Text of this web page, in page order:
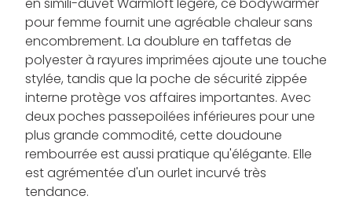
en simili-duvet Warmloft légère, ce bodywarmer
pour femme fournit une agréable chaleur sans
encombrement. La doublure en taffetas de
polyester à rayures imprimées ajoute une touche
stylée, tandis que la poche de sécurité zippée
interne protège vos affaires importantes. Avec
deux poches passepoilées inférieures pour une
plus grande commodité, cette doudoune
rembourrée est aussi pratique qu'élégante. Elle
est agrémentée d'un ourlet incurvé très
tendance.